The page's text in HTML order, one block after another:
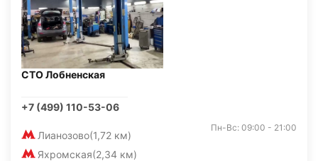
СТО Лобненская
+7 (499) 110-53-06
Лианозово(1,72 км)
Яхромская(2,34 км)
Пн-Вс: 09:00 - 21:00